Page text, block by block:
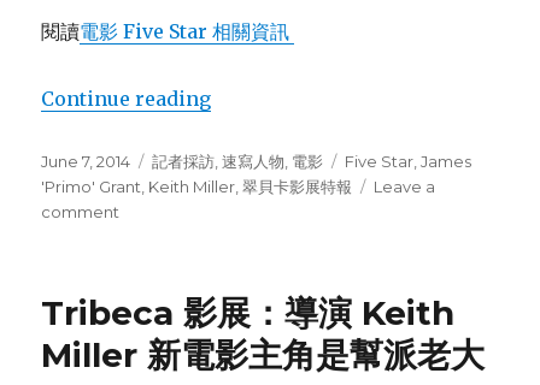
閱讀電影 Five Star 相關資訊
Continue reading
Posted
on
June 7, 2014 Categories
記者採訪 ,速寫人物 電影 Tags
Five Star ,James
'Primo' Grant Keith Miller ,翠貝卡影展特報
Leave a
comment
實
溫
Tribeca 影展：導演 Keith
Miller 新電影主角是幫派老大